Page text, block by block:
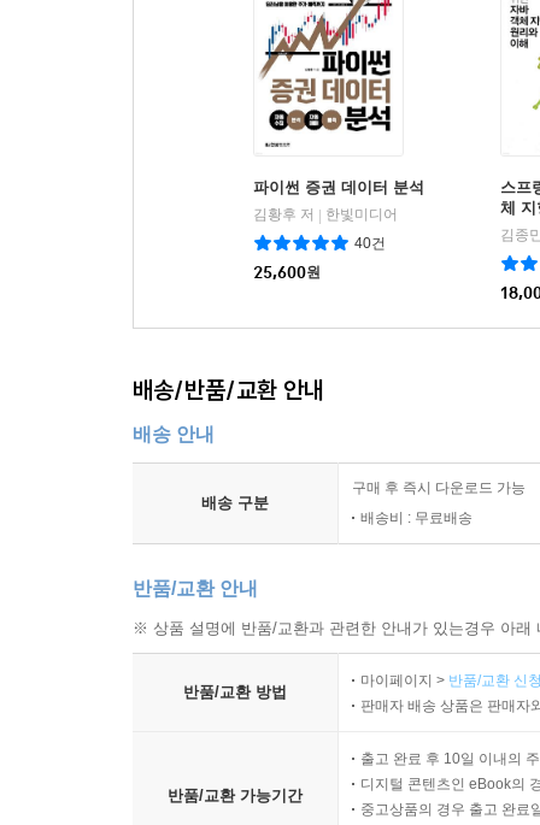
CHAPTER 19 스파크
19.1 스파크 설치
19.3 탄력적인 분산 데이터셋 RDD
19.5 스파크 잡 수행 분석
19.6 익스큐터와 클러스터 매니저
20.2 개념
20.4 클라이언트
20.6 HBase와 RDBMS의 비교
CHAPTER 21 주키퍼
21.1 주키퍼 설치와 실행
21.2 예제
21.4 주키퍼 애플리케이션 구현
21.5 주키퍼 실 서비스
파이썬 증권 데이터 분석
김황후 저
한빛미디어
40건
25,600원
스프
체 지
김종
배송/반품/교환 안내
배송 안내
배송 구분
구매 후 즉시 다운로드 가능
배송비 : 무료배송
반품/교환 안내
※ 상품 설명에 반품/교환과 관련한 안내가 있는경우 아
반품/교환 방법
마이페이지 > 반품/교환 신
판매자 배송 상품은 판매자
반품/교환 가능기간
출고 완료 후 10일 이내의
디지털 콘텐츠인 eBook의
중고상품의 경우 출고 완료